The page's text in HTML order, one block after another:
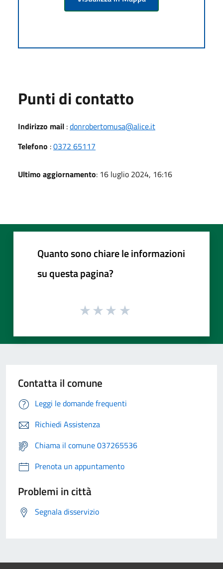
Punti di contatto
Indirizzo mail :donrobertomusa@alice.it
Telefono :0372 65117
Ultimo aggiornamento: 16 luglio 2024, 16:16
Quanto sono chiare le informazioni
su questa pagina?
Contatta il comune
Leggi le domande frequenti
Richiedi Assistenza
Chiama il comune 037265536
Prenota un appuntamento
Problemi in città
Segnala disservizio